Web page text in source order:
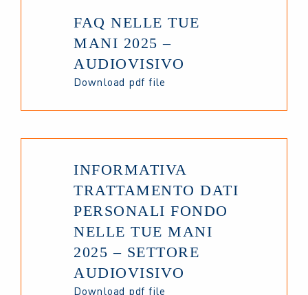
FAQ NELLE TUE
MANI 2025 –
AUDIOVISIVO
Download pdf file
INFORMATIVA
TRATTAMENTO DATI
PERSONALI FONDO
NELLE TUE MANI
2025 – SETTORE
AUDIOVISIVO
Download pdf file